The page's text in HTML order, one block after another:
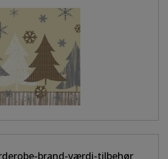
brand-værdi-tilbehør